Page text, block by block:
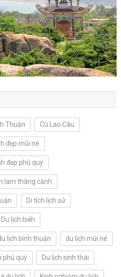
Thuận Cù Lao Câu
đẹp mũi né
đẹp phú quý
lam thắng cảnh
Di tích lịch sử
Du lịch biển
lịch bình thuận du lịch mũi né
phú quý Du lịch sinh thái